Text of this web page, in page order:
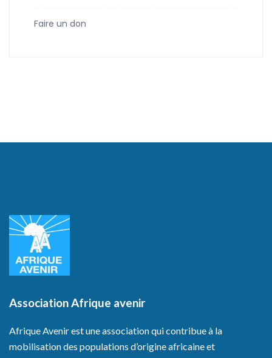
Faire un don
Association Afrique avenir
Afrique Avenir est une association qui contribue à la
mobilisation des populations d’origine africaine et